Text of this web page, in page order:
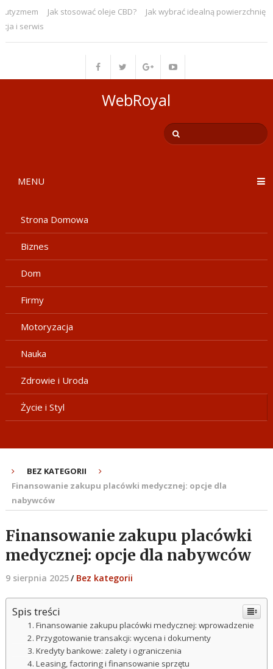
Jak stosować oleje CBD?
Jak wybrać idealną powierzchnię
serwis
WebRoyal
MENU
Strona Domowa
Biznes
Dom
Firmy
Motoryzacja
Nauka
Zdrowie i Uroda
Życie i Styl
BEZ KATEGORII
Finansowanie zakupu placówki medycznej: opcje dla
nabywców
Finansowanie zakupu placówki
medycznej: opcje dla nabywców
9 sierpnia 2025/ Bez kategorii
Spis treści
Finansowanie zakupu placówki medycznej: wprowadzenie
Przygotowanie transakcji: wycena i dokumenty
Kredyty bankowe: zalety i ograniczenia
Leasing, factoring i finansowanie sprzętu